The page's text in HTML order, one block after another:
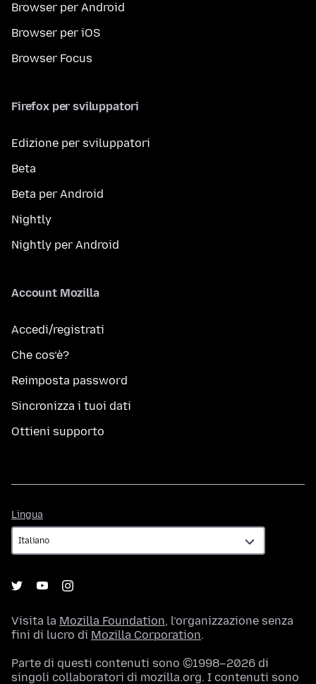
Browser per Android
Browser per iOS
Browser Focus
Firefox per sviluppatori
Edizione per sviluppatori
Beta
Beta per Android
Nightly
Nightly per Android
Account Mozilla
Accedi/registrati
Che cos’è?
Reimposta password
Sincronizza i tuoi dati
Ottieni supporto
Lingua
Visita la Mozilla Foundation, l’organizzazione senza
fini di lucro di Mozilla Corporation.
Parte di questi contenuti sono ©1998–2026 di
singoli collaboratori di mozilla.org. I contenuti sono